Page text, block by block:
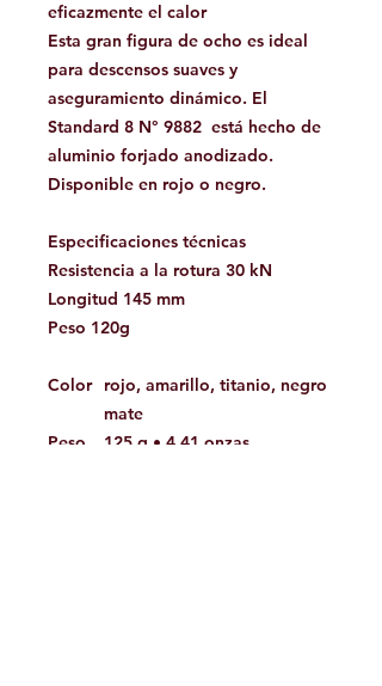
eficazmente el calor
Esta gran figura de ocho es ideal
para descensos suaves y
aseguramiento dinámico. El
Standard 8 N° 9882 está hecho de
aluminio forjado anodizado.
Disponible en rojo o negro.
Especificaciones técnicas
Resistencia a la rotura 30 kN
Longitud 145 mm
Peso 120g
Color
rojo, amarillo, titanio, negro
mate
Peso
125 g • 4,41 onzas